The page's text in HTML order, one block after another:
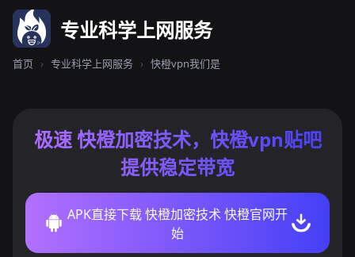
专业科学上网服务
首页 › 专业科学上网服务 › 快橙vpn我们是
极速 快橙加密技术，快橙vpn贴吧
提供稳定带宽
APK直接下载 快橙加密技术 快橙官网开
始